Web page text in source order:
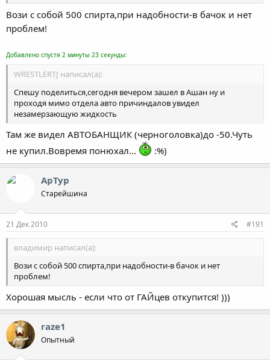
Вози с собой 500 спирта,при надобности-в бачок и нет
проблем!
Добавлено спустя 2 минуты 23 секунды:
WRESTLERTJ написал(а):
Спешу поделиться,сегодня вечером зашел в Ашан ну и
проходя мимо отдела авто причиндалов увидел
незамерзающую жидкость
Там же видел АВТОБАНЩИК (черноголовка)до -50.Чуть
не купил.Вовремя понюхал...
:%)
АрТур
Старейшина
21 Дек 2010 #191
владимир написал(а):
Вози с собой 500 спирта,при надобности-в бачок и нет
проблем!
Хорошая мысль - если что от ГАЙцев откупится! )))
raze1
Опытный